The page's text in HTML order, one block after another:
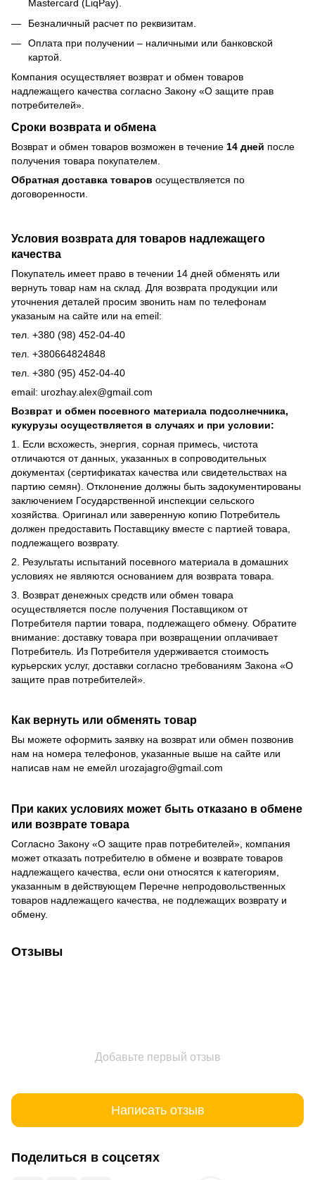
Mastercard (LiqPay).
Безналичный расчет по реквизитам.
Оплата при получении – наличными или банковской
картой.
Компания осуществляет возврат и обмен товаров
надлежащего качества согласно Закону «О защите прав
потребителей».
Сроки возврата и обмена
Возврат и обмен товаров возможен в течение 14 дней после
получения товара покупателем.
Обратная доставка товаров осуществляется по
договоренности.
Условия возврата для товаров надлежащего
качества
Покупатель имеет право в течении 14 дней обменять или
вернуть товар нам на склад. Для возврата продукции или
уточнения деталей просим звонить нам по телефонам
указаным на сайте или на emeil:
тел. +380 (98) 452-04-40
тел. +380664824848
тел. +380 (95) 452-04-40
email: urozhay.alex@gmail.com
Возврат и обмен посевного материала подсолнечника,
кукурузы осуществляется в случаях и при условии:
1. Если всхожесть, энергия, сорная примесь, чистота
отличаются от данных, указанных в сопроводительных
документах (сертификатах качества или свидетельствах на
партию семян). Отклонение должны быть задокументированы
заключением Государственной инспекции сельского
хозяйства. Оригинал или заверенную копию Потребитель
должен предоставить Поставщику вместе с партией товара,
подлежащего возврату.
2. Результаты испытаний посевного материала в домашних
условиях не являются основанием для возврата товара.
3. Возврат денежных средств или обмен товара
осуществляется после получения Поставщиком от
Потребителя партии товара, подлежащего обмену. Обратите
внимание: доставку товара при возвращении оплачивает
Потребитель. Из Потребителя удерживается стоимость
курьерских услуг, доставки согласно требованиям Закона «О
защите прав потребителей».
Как вернуть или обменять товар
Вы можете оформить заявку на возврат или обмен позвонив
нам на номера телефонов, указанные выше на сайте или
написав нам не емейл urozajagro@gmail.com
При каких условиях может быть отказано в обмене
или возврате товара
Согласно Закону «О защите прав потребителей», компания
может отказать потребителю в обмене и возврате товаров
надлежащего качества, если они относятся к категориям,
указанным в действующем Перечне непродовольственных
товаров надлежащего качества, не подлежащих возврату и
обмену.
Отзывы
Добавьте первый отзыв
Написать отзыв
Поделиться в соцсетях